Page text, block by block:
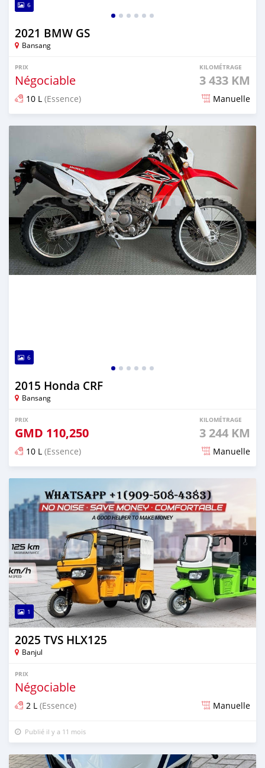
6
2021 BMW GS
Bansang
PRIX
Négociable
KILOMÉTRAGE
3 433 KM
10 L (Essence) Manuelle
Publié il y a 6 mois
6
2015 Honda CRF
Bansang
PRIX
GMD 110,250
KILOMÉTRAGE
3 244 KM
10 L (Essence) Manuelle
Publié il y a 6 mois
1
2025 TVS HLX125
Banjul
PRIX
Négociable
2 L (Essence) Manuelle
Publié il y a 11 mois